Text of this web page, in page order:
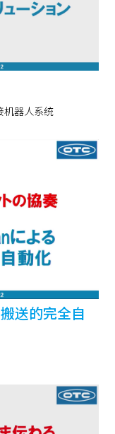
机器人系统
送的完全自